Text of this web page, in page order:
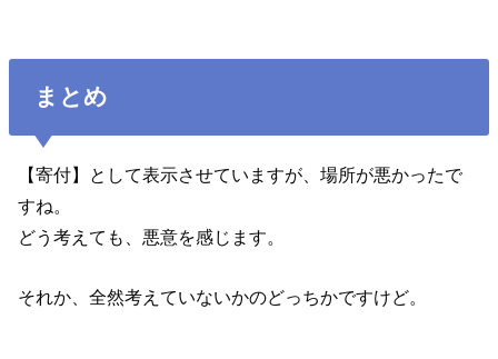
まとめ
【寄付】として表示させていますが、場所が悪かったで
すね。
どう考えても、悪意を感じます。
それか、全然考えていないかのどっちかですけど。